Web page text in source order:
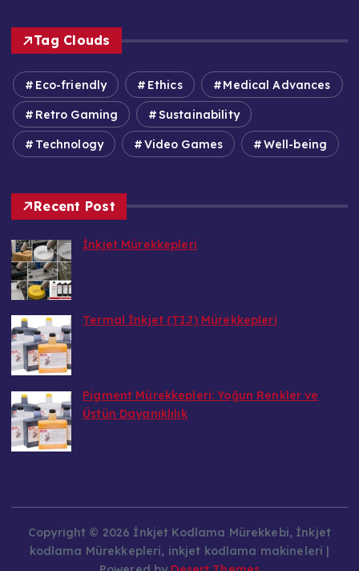
Tag Clouds
Eco-friendly Ethics Medical Advances
Retro Gaming Sustainability
Technology Video Games Well-being
Recent Post
İnkjet Mürekkepleri
Termal İnkjet (TIJ) Mürekkepleri
Pigment Mürekkepleri: Yoğun Renkler ve
Üstün Dayanıklılık
Copyright © 2026 İnkjet Kodlama Mürekkebi, İnkjet
kodlama Mürekkepleri, inkjet kodlama makineleri |